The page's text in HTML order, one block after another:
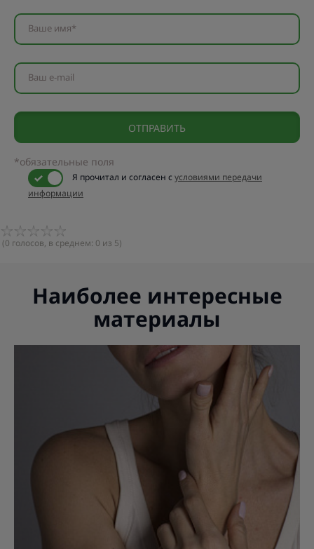
Ваше имя*
Ваш e-mail
*обязательные поля
Я прочитал и согласен сусловиями передачи
информации
(0 голосов, в среднем: 0 из 5)
Наиболее интересные
материалы